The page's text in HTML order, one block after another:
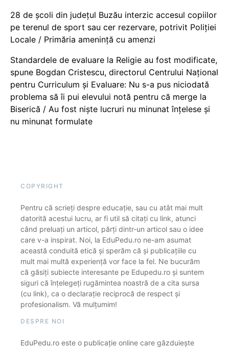
28 de școli din județul Buzău interzic accesul copiilor
pe terenul de sport sau cer rezervare, potrivit Poliției
Locale / Primăria amenință cu amenzi
Standardele de evaluare la Religie au fost modificate,
spune Bogdan Cristescu, directorul Centrului Național
pentru Curriculum și Evaluare: Nu s-a pus niciodată
problema să îi pui elevului notă pentru că merge la
Biserică / Au fost niște lucruri nu minunat înțelese și
nu minunat formulate
COPYRIGHT
Pentru că scrieți despre educație, sau cu atât mai mult
datorită acestui lucru, ar fi util să citați cu link, atunci
când preluați un articol, părți dintr-un articol sau o idee
care v-a inspirat. Noi, la EduPedu.ro ne-am asumat
această conduită etică și sperăm că și publicațiile cu
mult mai multă experiență vor face la fel. Ne bucurăm
că găsiți subiecte interesante pe Edupedu.ro și suntem
siguri că înțelegeți rugămintea noastră de a cita sursa
(cu link), ca o declarație reciprocă de respect și
profesionalism. Vă mulțumim!
DESPRE NOI
EduPedu.ro este o publicație online care găzduiește